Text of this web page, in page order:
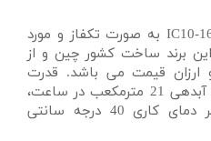
پمپ کف کش ونیکو مدل IC10-16-75F به صورت تکفاز و مورد
برند ساخت کشور چین و از
قیمت می باشد. قدرت
الکتروموتور 1 اسب بخار، حداکثر آبدهی 21 مترمکعب در ساعت،
حداکثر ارتفاع 18 متر و حداکثر دمای کاری 40 درجه سانتی